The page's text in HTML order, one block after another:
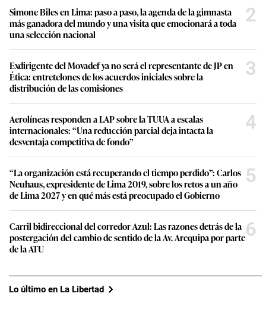
Simone Biles en Lima: paso a paso, la agenda de la gimnasta
más ganadora del mundo y una visita que emocionará a toda
una selección nacional
2
Exdirigente del Movadef ya no será el representante de JP en
Ética: entretelones de los acuerdos iniciales sobre la
distribución de las comisiones
3
Aerolíneas responden a LAP sobre la TUUA a escalas
internacionales: “Una reducción parcial deja intacta la
desventaja competitiva de fondo”
4
“La organización está recuperando el tiempo perdido”: Carlos
Neuhaus, expresidente de Lima 2019, sobre los retos a un año
de Lima 2027 y en qué más está preocupado el Gobierno
5
Carril bidireccional del corredor Azul: Las razones detrás de la
postergación del cambio de sentido de la Av. Arequipa por parte
de la ATU
6
Lo último en La Libertad